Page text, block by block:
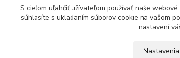
S cieľom uľahčiť užívateľom používať naše
súhlasíte s ukladaním súborov cookie na vašom
nastavení
Nastavenia